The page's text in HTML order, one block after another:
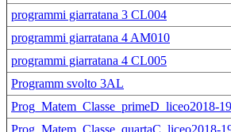
programmi giarratana 3 CL004
programmi giarratana 4 AM010
programmi giarratana 4 CL005
Programm svolto 3AL
Prog_Matem_Classe_primeD_liceo2018-19